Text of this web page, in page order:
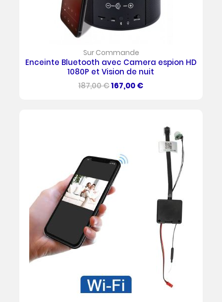
Sur Commande
Enceinte Bluetooth avec Camera espion HD
1080P et Vision de nuit
Prix
187,00 €Prix
167,00 €